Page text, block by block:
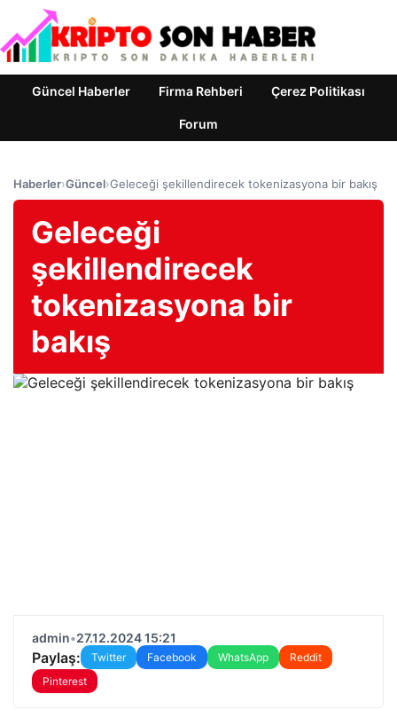
Güncel Haberler Firma Rehberi Çerez Politikası
Forum
Haberler›Güncel›Geleceği şekillendirecek tokenizasyona bir bakış
Geleceği
şekillendirecek
tokenizasyona bir
bakış
admin•27.12.2024 15:21
Paylaş: Twitter Facebook WhatsApp
Reddit
Pinterest